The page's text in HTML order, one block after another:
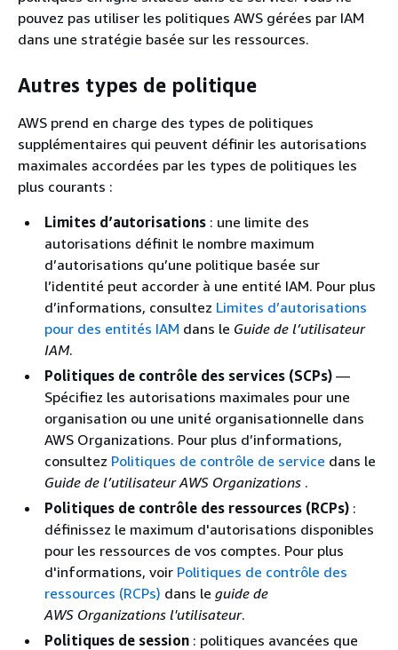
pouvez pas utiliser les politiques AWS gérées par IAM
dans une stratégie basée sur les ressources.
Autres types de politique
AWS prend en charge des types de politiques
supplémentaires qui peuvent définir les autorisations
maximales accordées par les types de politiques les
plus courants :
Limites d’autorisations : une limite des
autorisations définit le nombre maximum
d’autorisations qu’une politique basée sur
l’identité peut accorder à une entité IAM. Pour plus
d’informations, consultez Limites d’autorisations
pour des entités IAM dans le Guide de l’utilisateur
IAM.
Politiques de contrôle des services (SCPs) —
Spécifiez les autorisations maximales pour une
organisation ou une unité organisationnelle dans
AWS Organizations. Pour plus d’informations,
consultez Politiques de contrôle de service dans le
Guide de l’utilisateur AWS Organizations .
Politiques de contrôle des ressources (RCPs) :
définissez le maximum d'autorisations disponibles
pour les ressources de vos comptes. Pour plus
d'informations, voir Politiques de contrôle des
ressources (RCPs) dans le guide de
AWS Organizations l'utilisateur.
Politiques de session : politiques avancées que